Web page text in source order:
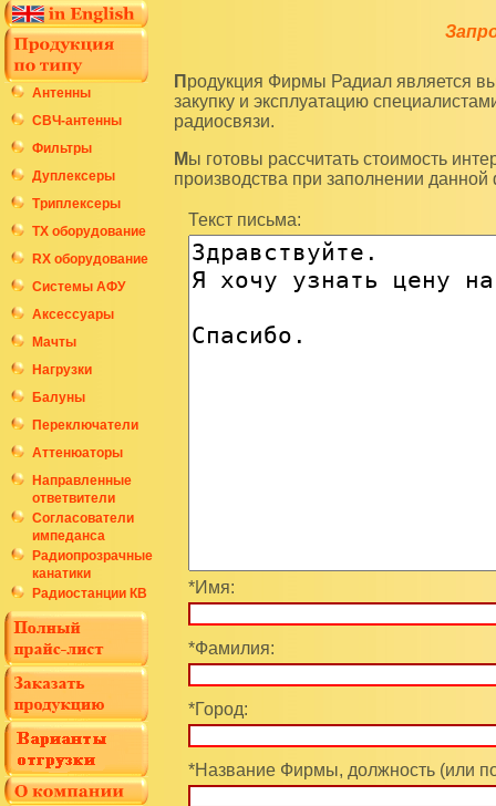
Антенны
СВЧ-антенны
Фильтры
Дуплексеры
Триплексеры
ТХ оборудование
RX оборудование
Системы АФУ
Аксессуары
Мачты
Нагрузки
Балуны
Переключатели
Аттенюаторы
Направленные
ответвители
Согласователи
импеданса
Радиопрозрачные
канатики
Радиостанции КВ
Продукция Фирмы Радиал является высокотехнологичным оборудованием и подразумевает
закупку и эксплуатацию
радиосвязи.
Мы готовы рассчитать стоимость интересующих вас изделий по последним ценам нашего
производства при заполнении
Текст письма:
*Имя:
*Фамилия:
*Город:
*Название Фирмы, должность (или